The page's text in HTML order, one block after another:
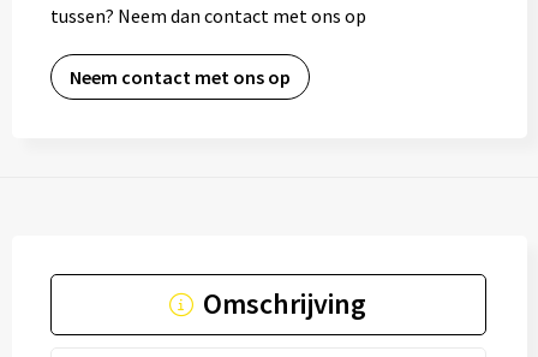
tussen? Neem dan contact met ons op
Neem contact met ons op
Omschrijving